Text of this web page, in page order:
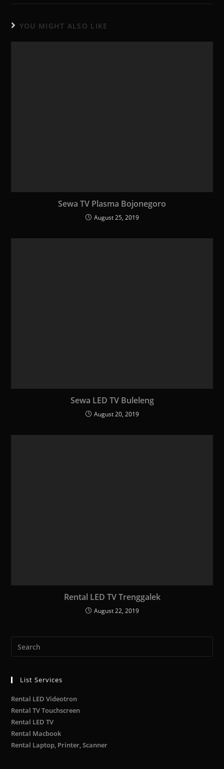
YOU MIGHT ALSO LIKE
Sewa TV Plasma Bojonegoro
August 25, 2019
Sewa LED TV Buleleng
August 20, 2019
Rental LED TV Trenggalek
August 22, 2019
List Services
Rental LED Videotron
Rental TV Touchscreen
Rental LED TV
Rental Macbook
Rental Laptop, Printer, Scanner